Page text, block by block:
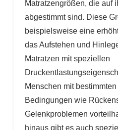
Matratzengrößen, die auf
abgestimmt sind. Diese
beispielsweise eine
das Aufstehen und
Matratzen mit speziellen
Menschen mit
Bedingungen wie
Gelenkproblemen
hinaus gibt es auch